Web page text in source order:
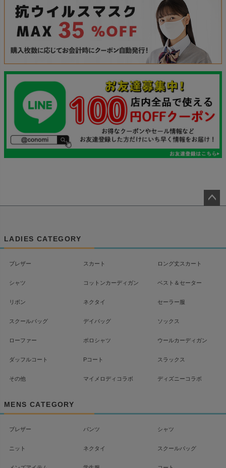
LADIES CATEGORY
ブレザー スカート ロング丈スカート
シャツ コットンカーディガン ベスト＆セーター
リボン ネクタイ セーラー服
スクールバッグ デイバッグ ソックス
ローファー ポロシャツ ウールカーディガン
ダッフルコート Pコート スラックス
その他 マイメロディコラボ ディズニーコラボ
MENS CATEGORY
ブレザー パンツ シャツ
ニット ネクタイ スクールバッグ